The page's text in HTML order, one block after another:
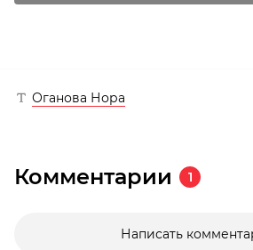
Оганова Нора
Комментарии 1
Написать